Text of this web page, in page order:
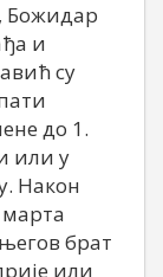
Божидар
и
су
до 1.
или у
Након
брат
или